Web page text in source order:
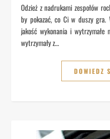
Odzież z nadrukami zespołów rockowych to świetny sposób na to,
by pokazać, co Ci w duszy
jakość wykonania i wytrzymałe
wytrzymały z…
DOWIEDZ